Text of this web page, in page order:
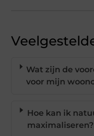
Wat zijn de
voor mijn
Hoe kan ik
maximaliseren?